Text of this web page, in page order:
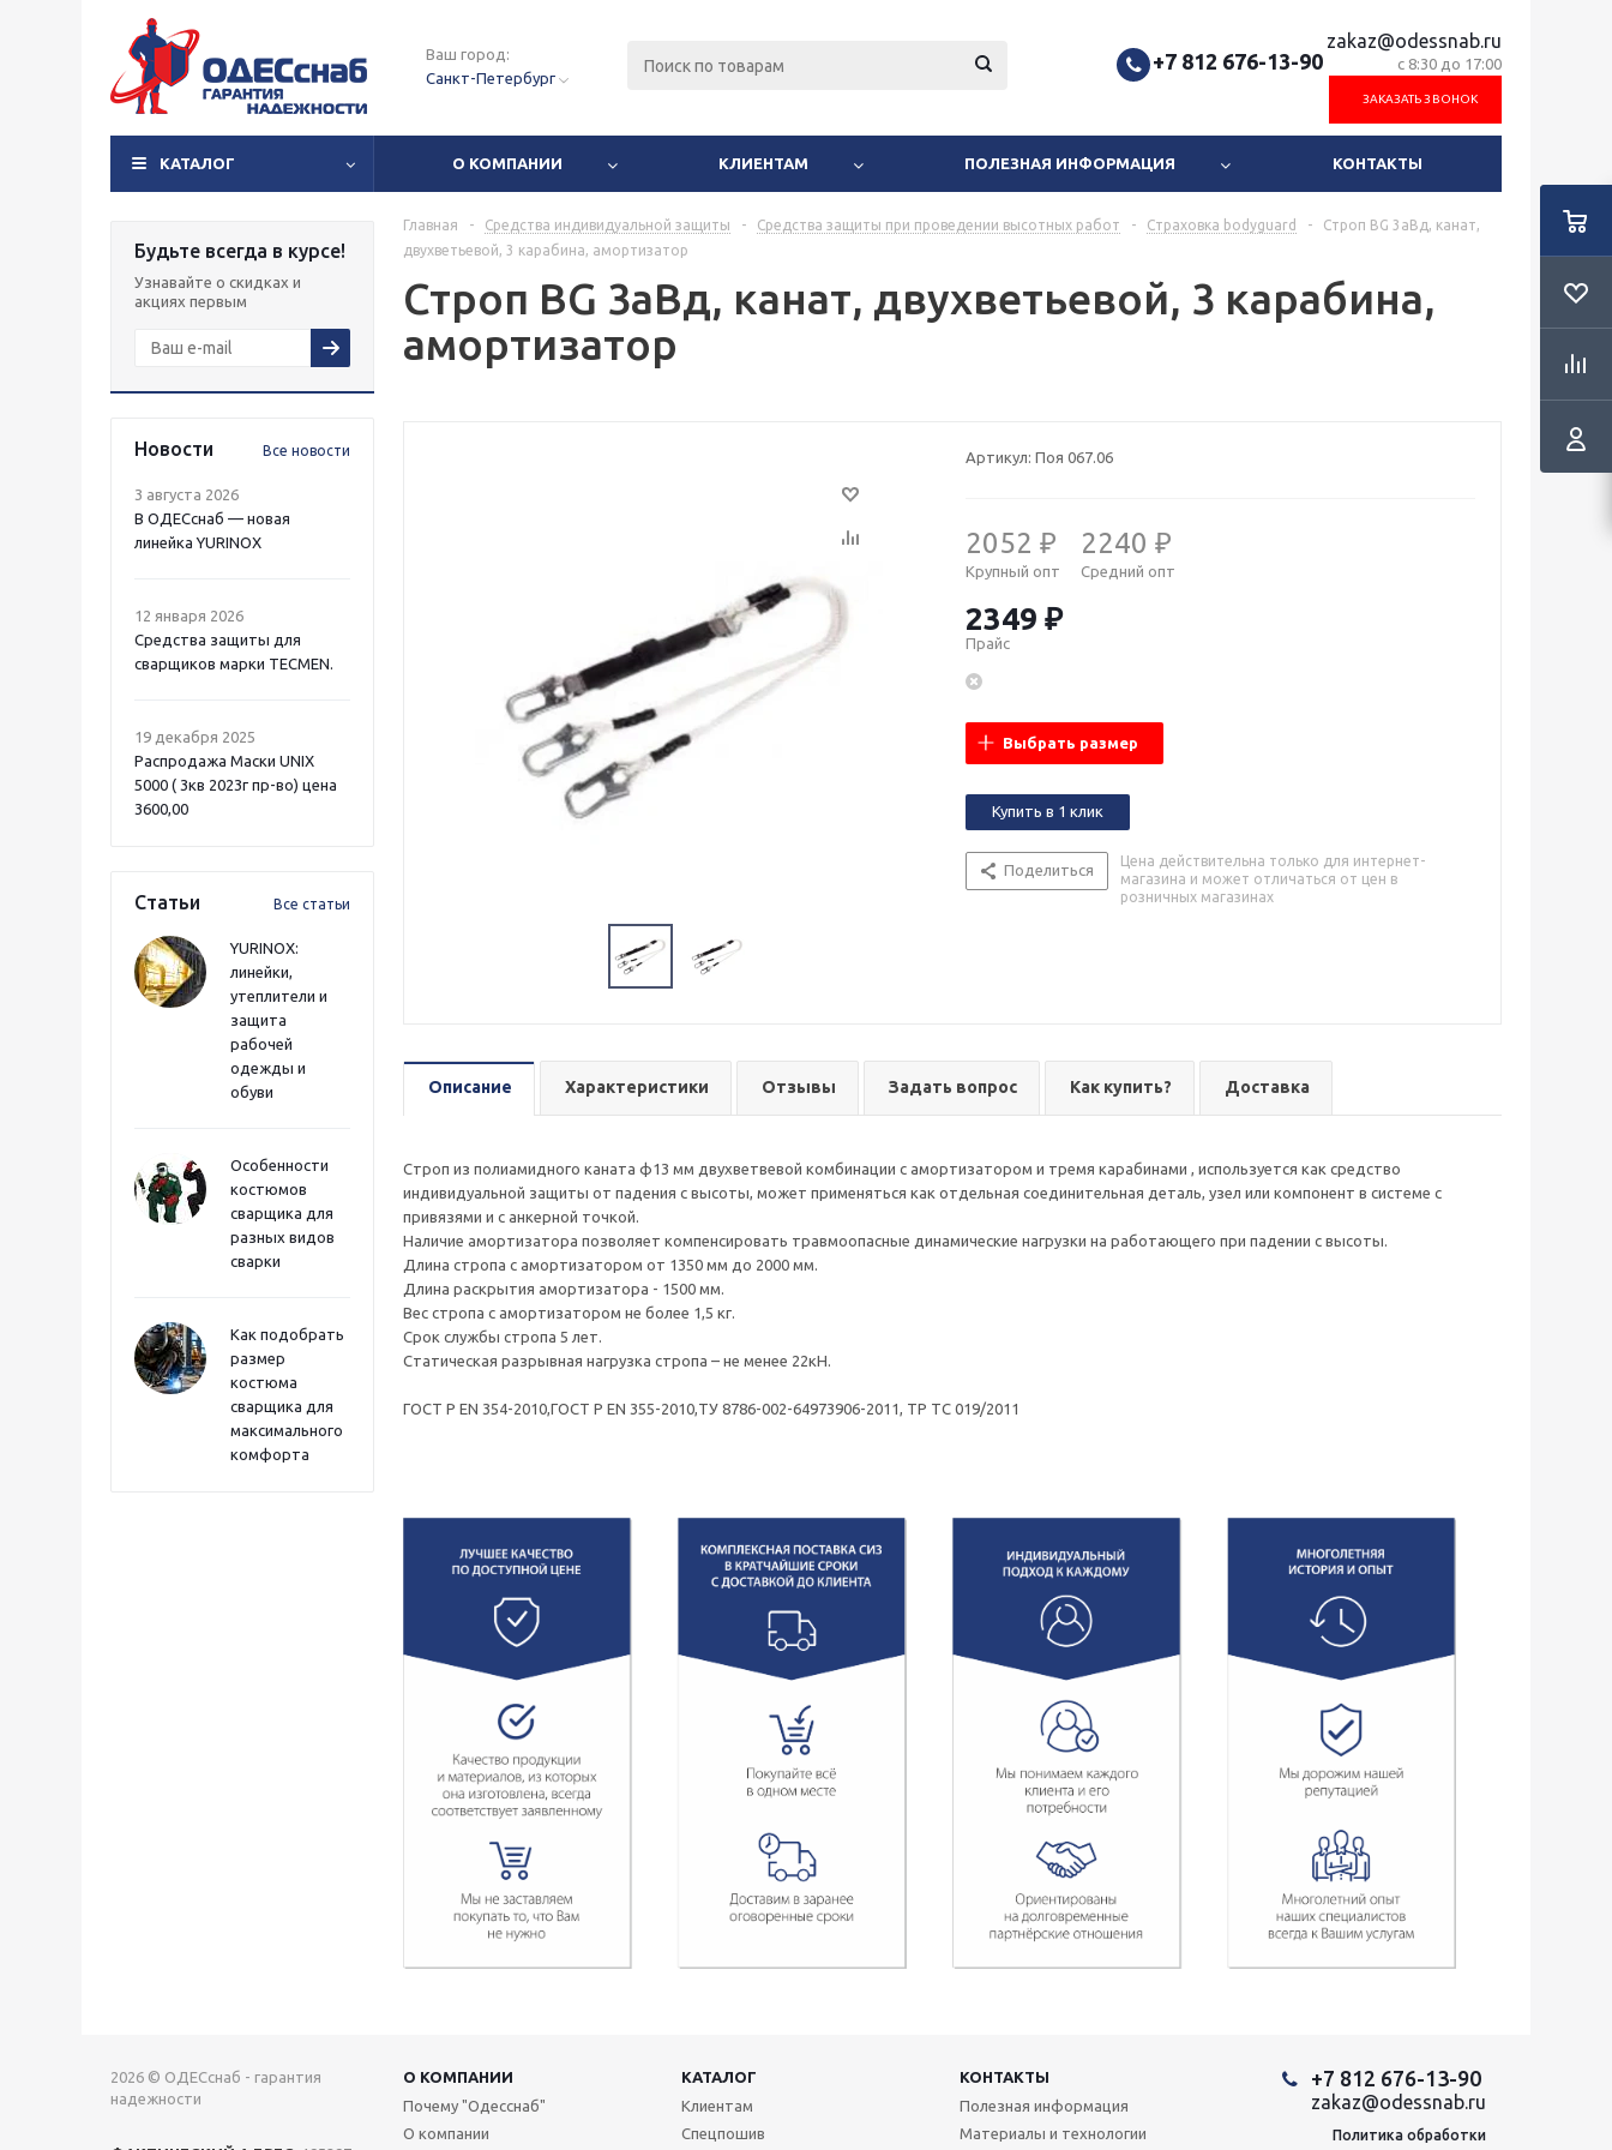
Ваш город:
Санкт-Петербург
+7 812 676-13-90
zakaz@odessnab.ru
с 8:30 до 17:00
ЗАКАЗАТЬ ЗВОНОК
КАТАЛОГ О КОМПАНИИ КЛИЕНТАМ ПОЛЕЗНАЯ ИНФОРМАЦИЯ КОНТАКТЫ
Будьте всегда в курсе!
Узнавайте о скидках и
акциях первым
Новости Все новости
3 августа 2026
В ОДЕСснаб — новая
линейка YURINOX
12 января 2026
Средства защиты для
сварщиков марки TECMEN.
19 декабря 2025
Распродажа Маски UNIX
5000 ( 3кв 2023г пр-во) цена
3600,00
Статьи Все статьи
YURINOX:
линейки,
утеплители и
защита
рабочей
одежды и
обуви
Особенности
костюмов
сварщика для
разных видов
сварки
Как подобрать
размер
костюма
сварщика для
максимального
комфорта
Главная - Средства индивидуальной защиты - Средства защиты при проведении высотных работ - Страховка bodyguard -
Строп BG 3аВд, канат,
двухветьевой, 3 карабина, амортизатор
Строп BG 3аВд, канат, двухветьевой, 3 карабина,
амортизатор
Артикул: Поя 067.06
2052 ₽
Крупный опт
2240 ₽
Средний опт
2349 ₽
Прайс
Выбрать размер
Купить в 1 клик
Поделиться
Цена действительна только для интернет-
магазина и может отличаться от цен в
розничных магазинах
Описание Характеристики Отзывы Задать вопрос Как купить? Доставка
Строп из полиамидного каната ф13 мм двухветвевой комбинации с амортизатором и тремя карабинами , используется как средство
индивидуальной защиты от падения с высоты, может применяться как отдельная соединительная деталь, узел или компонент в системе с
привязями и с анкерной точкой.
Наличие амортизатора позволяет компенсировать травмоопасные динамические нагрузки на работающего при падении с высоты.
Длина стропа с амортизатором от 1350 мм до 2000 мм.
Длина раскрытия амортизатора - 1500 мм.
Вес стропа с амортизатором не более 1,5 кг.
Срок службы стропа 5 лет.
Статическая разрывная нагрузка стропа – не менее 22кН.
ГОСТ Р ЕN 354-2010,ГОСТ Р ЕN 355-2010,ТУ 8786-002-64973906-2011, ТР ТС 019/2011
2026 © ОДЕСснаб - гарантия
надежности
О КОМПАНИИ КАТАЛОГ
КОНТАКТЫ
Почему "Одесснаб"
О компании
Клиентам
Спецпошив
Полезная информация
Материалы и технологии
+7 812 676-13-90
zakaz@odessnab.ru
Политика обработки